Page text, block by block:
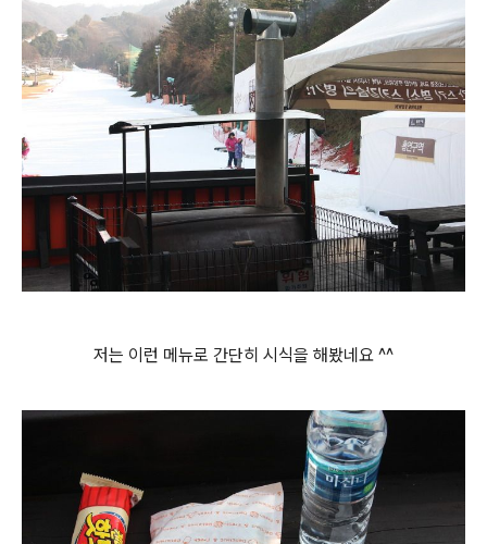
저는 이런 메뉴로 간단히 시식을 해봤네요 ^^